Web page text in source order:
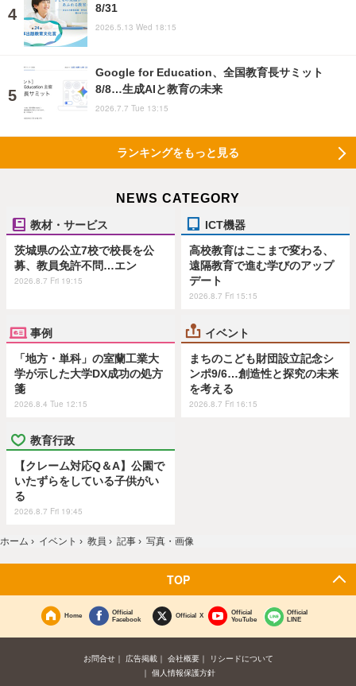
8/31
2026.5.13 Wed 18:15
Google for Education、全国教育長サミット
8/8…生成AIと教育の未来
2026.7.7 Tue 13:15
ランキングをもっと見る
NEWS CATEGORY
教材・サービス
茨城県の公立7校で校長を公
募、教員免許不問…エン
2026.8.7 Fri 19:15
ICT機器
高校教育はここまで変わる、
遠隔教育で進む学びのアップ
デート
2026.8.7 Fri 15:15
事例
「地方・単科」の室蘭工業大
学が示した大学DX成功の処方
箋
2026.8.4 Tue 12:15
イベント
まちのこども財団設立記念シ
ンポ9/6…創造性と探究の未来
を考える
2026.8.7 Fri 16:15
教育行政
【クレーム対応Q＆A】公園で
いたずらをしている子供がい
る
2026.8.7 Fri 19:45
ホーム › イベント › 教員 › 記事 › 写真・画像
TOP
Home
Official
Facebook
Official X
Official
YouTube
Official
LINE
お問合せ 広告掲載 会社概要
リシードについて
個人情報保護方針